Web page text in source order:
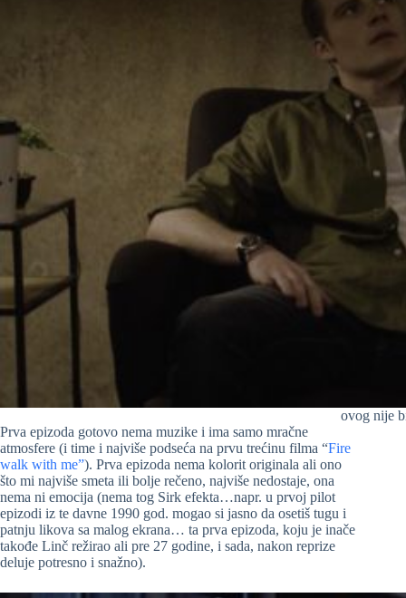
ovog nije
Prva epizoda gotovo nema muzike i ima samo mračne
atmosfere (i time i najviše podseća na prvu trećinu filma “Fire
walk with me”). Prva epizoda nema kolorit originala ali ono
što mi najviše smeta ili bolje rečeno, najviše nedostaje, ona
nema ni emocija (nema tog Sirk efekta…napr. u prvoj pilot
epizodi iz te davne 1990 god. mogao si jasno da osetiš tugu i
patnju likova sa malog ekrana… ta prva epizoda, koju je inače
takođe Linč režirao ali pre 27 godine, i sada, nakon reprize
deluje potresno i snažno).